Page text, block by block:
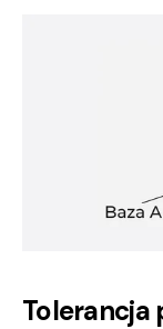
Tolerancja